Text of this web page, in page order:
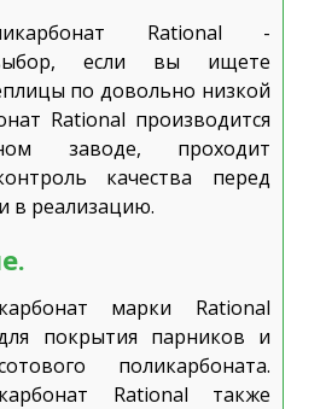
Rational -
если вы ищете
по довольно низкой
Rational производится
заводе, проходит
качества перед
в реализацию.
марки Rational
покрытия парников и
поликарбоната.
Rational также